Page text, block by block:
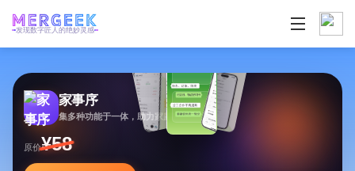
发现数字匠人的绝妙灵感
家事序
集多种功能于一体，助力家庭生活有序协作
原价¥58